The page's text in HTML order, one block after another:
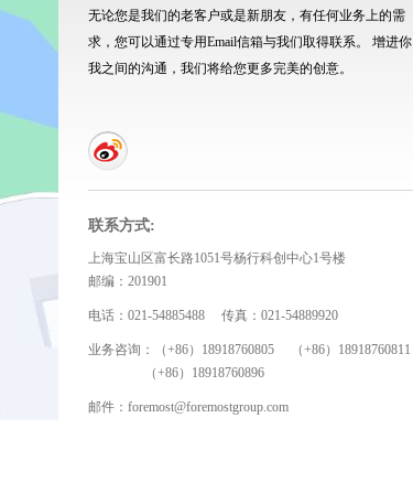
无论您是我们的老客户或是新朋友，有任何业务上的需
求，您可以通过专用Email信箱与我们取得联系。 增进你
我之间的沟通，我们将给您更多完美的创意。
联系方式:
上海宝山区富长路1051号杨行科创中心1号楼
邮编：201901
电话：021-54885488 传真：021-54889920
业务咨询：（+86）18918760805 （+86）18918760811
（+86）18918760896
邮件： foremost@foremostgroup.com